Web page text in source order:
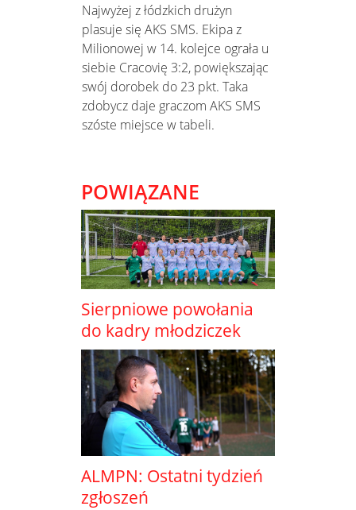
Najwyżej z łódzkich drużyn
plasuje się AKS SMS. Ekipa z
Milionowej w 14. kolejce ograła u
siebie Cracovię 3:2, powiększając
swój dorobek do 23 pkt. Taka
zdobycz daje graczom AKS SMS
szóste miejsce w tabeli.
POWIĄZANE
Sierpniowe powołania
do kadry młodziczek
ALMPN: Ostatni tydzień
zgłoszeń